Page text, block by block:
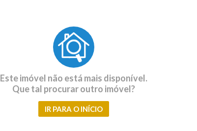
Barracão (1)
Casa (5)
Casa em Condomínio (10)
Loja (4)
Este imóvel não está mais disponível.
Que tal procurar outro imóvel?
IR PARA O INÍCIO